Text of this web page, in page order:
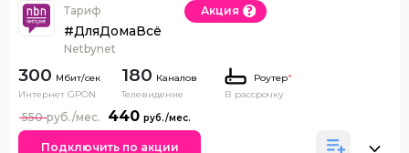
Тариф
#ДляДомаВсё
Netbynet
Акция
300
Интернет GPON
180 Каналов
Телевидение
Роутер*
В рассрочку
440
550
Подключить по акции